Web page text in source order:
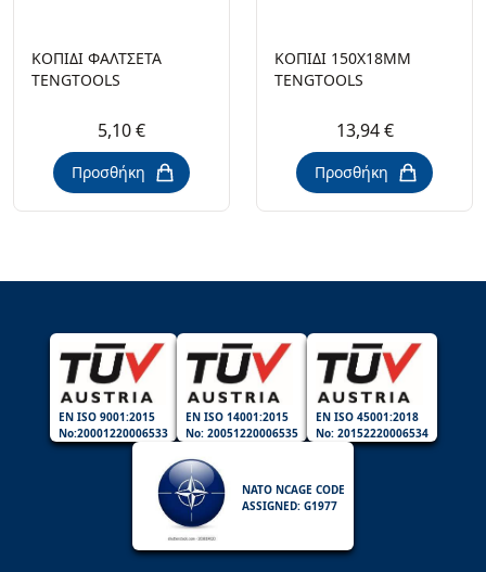
ΚΟΠΙΔΙ ΦΑΛΤΣΕΤΑ
TENGTOOLS
5,10 €
Προσθήκη
ΚΟΠΙΔΙ 150X18MM
TENGTOOLS
13,94 €
Προσθήκη
EN ISO 9001:2015
No:20001220006533
EN ISO 14001:2015
No: 20051220006535
EN ISO 45001:2018
No: 20152220006534
NATO NCAGE CODE
ASSIGNED: G1977